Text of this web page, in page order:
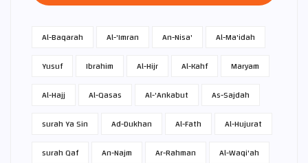
Al-Baqarah Al-'Imran An-Nisa'
Al-Ma'idah
Yusuf
Ibrahim Al-Hijr Al-Kahf
Maryam
Al-Hajj
Al-Qasas Al-'Ankabut
As-Sajdah
surah Ya Sin
Ad-Dukhan Al-Fath
Al-Hujurat
surah Qaf
An-Najm Ar-Rahman
Al-Waqi'ah